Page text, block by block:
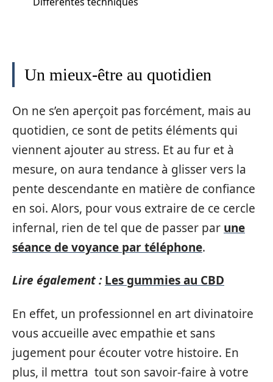
Un mieux-être au quotidien
On ne s’en aperçoit pas forcément, mais au
quotidien, ce sont de petits éléments qui
viennent ajouter au stress. Et au fur et à
mesure, on aura tendance à glisser vers la
pente descendante en matière de confiance
en soi. Alors, pour vous extraire de ce cercle
infernal, rien de tel que de passer par une
séance de voyance par téléphone.
Lire également : Les gummies au CBD
En effet, un professionnel en art divinatoire
vous accueille avec empathie et sans
jugement pour écouter votre histoire. En
plus, il mettra tout son savoir-faire à votre